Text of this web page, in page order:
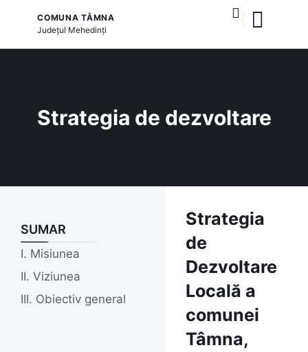
COMUNA TÂMNA
Județul Mehedinți
Strategia de dezvoltare
SUMAR
I. Misiunea
II. Viziunea
III. Obiectiv general
Strategia
de
Dezvoltare
Locală a
comunei
Tâmna,